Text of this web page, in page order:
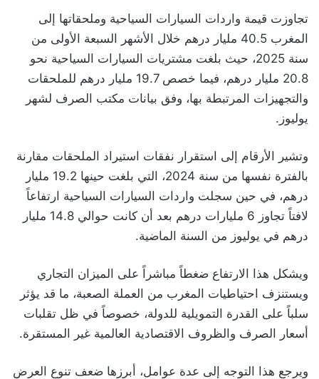
تجاوزت قيمة واردات السيارات السياحية وملحقاتها إلى
المغرب 40.5 مليار درهم خلال الأشهر السبعة الأولى من
سنة 2025، حيث بلغت مشتريات السيارات السياحية نحو
20.8 مليار درهم، فيما خصص 19.7 مليار درهم للملحقات
والتجهيزات المرتبطة بها، وفق بيانات مكتب الصرف لشهر
يوليوز.
وتشير الأرقام إلى استقرار نفقات استيراد الملحقات مقارنة
بالفترة نفسها من سنة 2024، التي بلغت حينها 19.2 مليار
درهم، في حين سجلت واردات السيارات السياحية ارتفاعاً
لافتاً تجاوز 6 مليارات درهم بعد أن كانت حوالي 14.8 مليار
درهم في يوليوز من السنة الماضية.
ويشكل هذا الارتفاع ضغطاً مباشراً على الميزان التجاري
ويستنزف احتياطيات المغرب من العملة الصعبة، ما قد يؤثر
سلباً على القدرة التمويلية للدولة، خصوصاً في ظل تقلبات
أسعار الصرف والظروف الاقتصادية العالمية غير المستقرة.
ويرجع هذا التوجه إلى عدة عوامل، أبرزها ضعف تنوع العرض